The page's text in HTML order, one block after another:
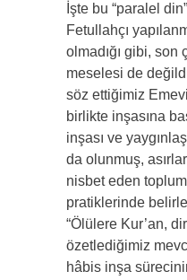
İşte bu “paralel
Fetullahçı
olmadığı gibi, son
meselesi de
söz ettiğimiz
birlikte inşasına
inşası ve
da olunmuş,
nisbet eden
pratiklerinde
“Ölülere Kur’an,
özetlediğimiz
hâbis inşa